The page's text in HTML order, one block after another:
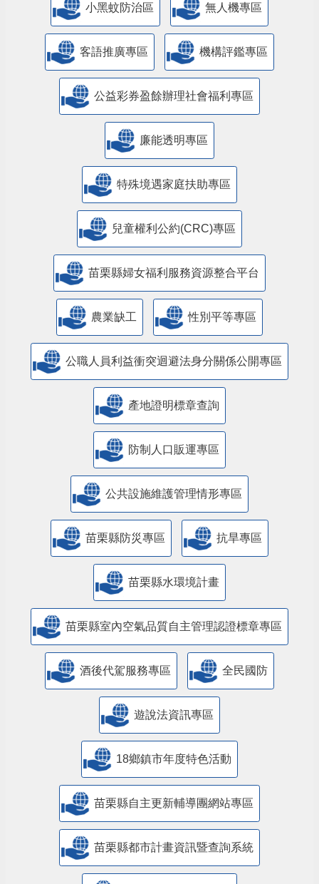
小黑蚊防治區 無人機專區
客語推廣專區 機構評鑑專區
公益彩券盈餘辦理社會福利專區
廉能透明專區
特殊境遇家庭扶助專區
兒童權利公約(CRC)專區
苗栗縣婦女福利服務資源整合平台
農業缺工 性別平等專區
公職人員利益衝突迴避法身分關係公開專區
產地證明標章查詢
防制人口販運專區
​公共設施維護管理情形專區
苗栗縣防災專區 抗旱專區
苗栗縣水環境計畫
苗栗縣室內空氣品質自主管理認證標章專區
酒後代駕服務專區 全民國防
遊說法資訊專區
18鄉鎮市年度特色活動
苗栗縣自主更新輔導團網站專區
苗栗縣都市計畫資訊暨查詢系統